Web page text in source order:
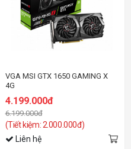
VGA MSI GTX 1650 GAMING X
4G
4.199.000đ
6.199.000đ
(Tiết kiệm: 2.000.000đ)
Liên hệ